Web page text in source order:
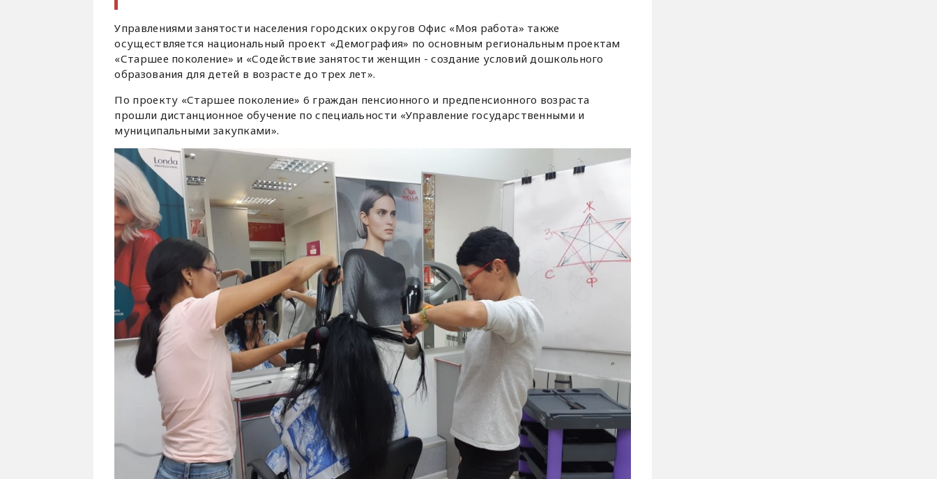
Управлениями занятости населения городских округов Офис «Моя работа» также
осуществляется национальный проект «Демография» по основным региональным проектам
«Старшее поколение» и «Содействие занятости женщин - создание условий дошкольного
образования для детей в возрасте до трех лет».
По проекту «Старшее поколение» 6 граждан пенсионного и предпенсионного возраста
прошли дистанционное обучение по специальности «Управление государственными и
муниципальными закупками».